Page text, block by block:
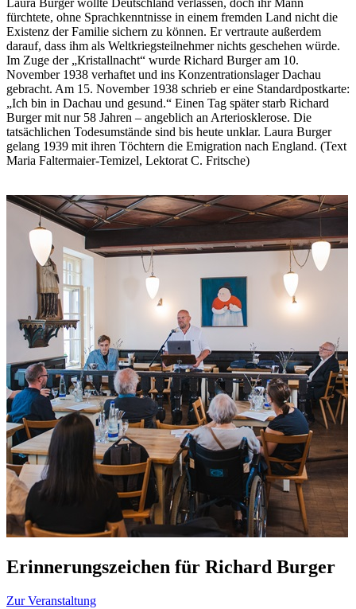
Laura Burger wollte Deutschland verlassen, doch ihr Mann
fürchtete, ohne Sprachkenntnisse in einem fremden Land nicht die
Existenz der Familie sichern zu können. Er vertraute außerdem
darauf, dass ihm als Weltkriegsteilnehmer nichts geschehen würde.
Im Zuge der „Кristallnacht“ wurde Richard Burger am 10.
November 1938 verhaftet und ins Konzentrationslager Dachau
gebracht. Am 15. November 1938 schrieb er eine Standardpostkarte:
„Ich bin in Dachau und gesund.“ Einen Tag später starb Richard
Burger mit nur 58 Jahren – angeblich an Arteriosklerose. Die
tatsächlichen Todesumstände sind bis heute unklar. Laura Burger
gelang 1939 mit ihren Töchtern die Emigration nach England. (Text
Maria Faltermaier-Temizel, Lektorat C. Fritsche)
Erinnerungszeichen für Richard Burger
Zur Veranstaltung